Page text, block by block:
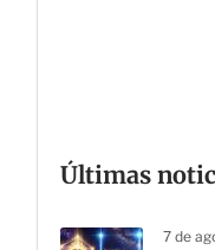
Últimas
7 de